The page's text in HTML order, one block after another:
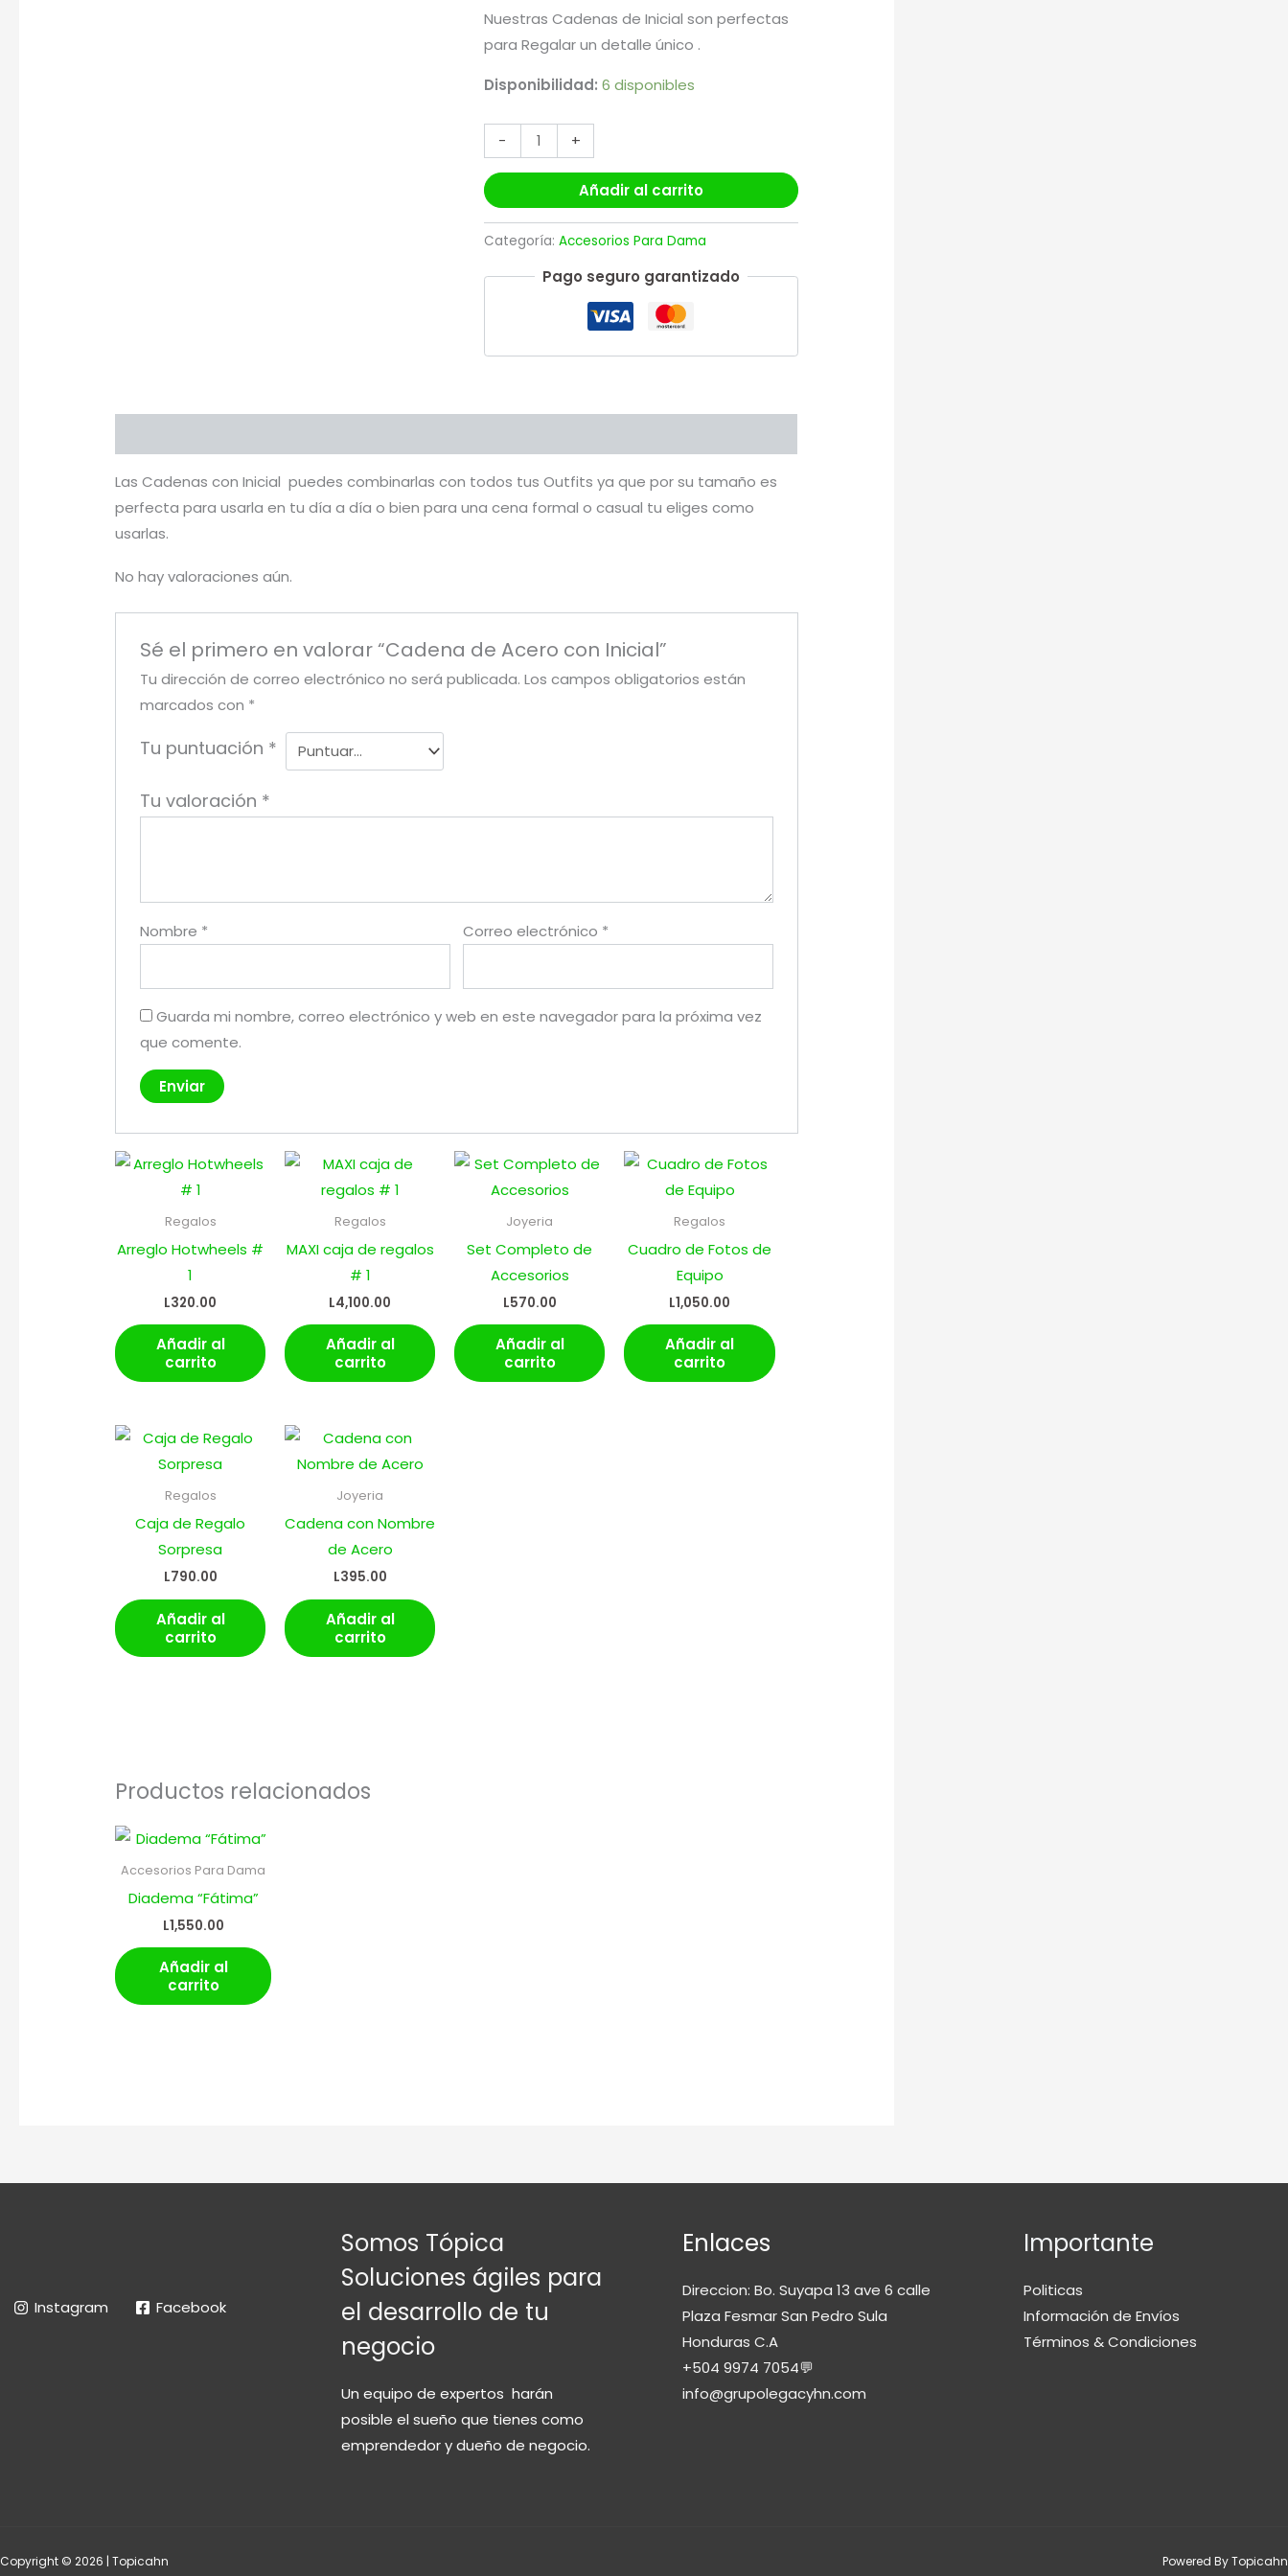
Nuestras Cadenas de Inicial son perfectas
para Regalar un detalle único .
Disponibilidad: 6 disponibles
- +
Añadir al carrito
Categoría: Accesorios Para Dama
Pago seguro garantizado
Las Cadenas con Inicial puedes combinarlas con todos tus Outfits ya que por su tamaño es
perfecta para usarla en tu día a día o bien para una cena formal o casual tu eliges como
usarlas.
No hay valoraciones aún.
Sé el primero en valorar “Cadena de Acero con Inicial”
Tu dirección de correo electrónico no será publicada. Los campos obligatorios están
marcados con *
Tu puntuación *
Tu valoración *
Nombre * Correo electrónico *
Guarda mi nombre, correo electrónico y web en este navegador para la próxima vez
que comente.
Regalos
Arreglo Hotwheels #
1
L320.00
Añadir al
carrito
Regalos
MAXI caja de regalos
# 1
L4,100.00
Añadir al
carrito
Joyeria
Set Completo de
Accesorios
L570.00
Añadir al
carrito
Regalos
Cuadro de Fotos de
Equipo
L1,050.00
Añadir al
carrito
Regalos
Caja de Regalo
Sorpresa
L790.00
Añadir al
carrito
Joyeria
Cadena con Nombre
de Acero
L395.00
Añadir al
carrito
Productos relacionados
Accesorios Para Dama
Diadema “Fátima”
L1,550.00
Añadir al
carrito
Instagram Facebook
Somos Tópica
Soluciones ágiles para
el desarrollo de tu
negocio
Un equipo de expertos harán
posible el sueño que tienes como
emprendedor y dueño de negocio.
Enlaces
Direccion: Bo. Suyapa 13 ave 6 calle
Plaza Fesmar San Pedro Sula
Honduras C.A
+504 9974 7054💬
info@grupolegacyhn.com
Importante
Politicas
Información de Envíos
Términos & Condiciones
Copyright © 2026 | Topicahn Powered By Topicahn